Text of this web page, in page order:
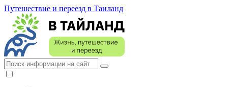
Путешествие и переезд в Таиланд